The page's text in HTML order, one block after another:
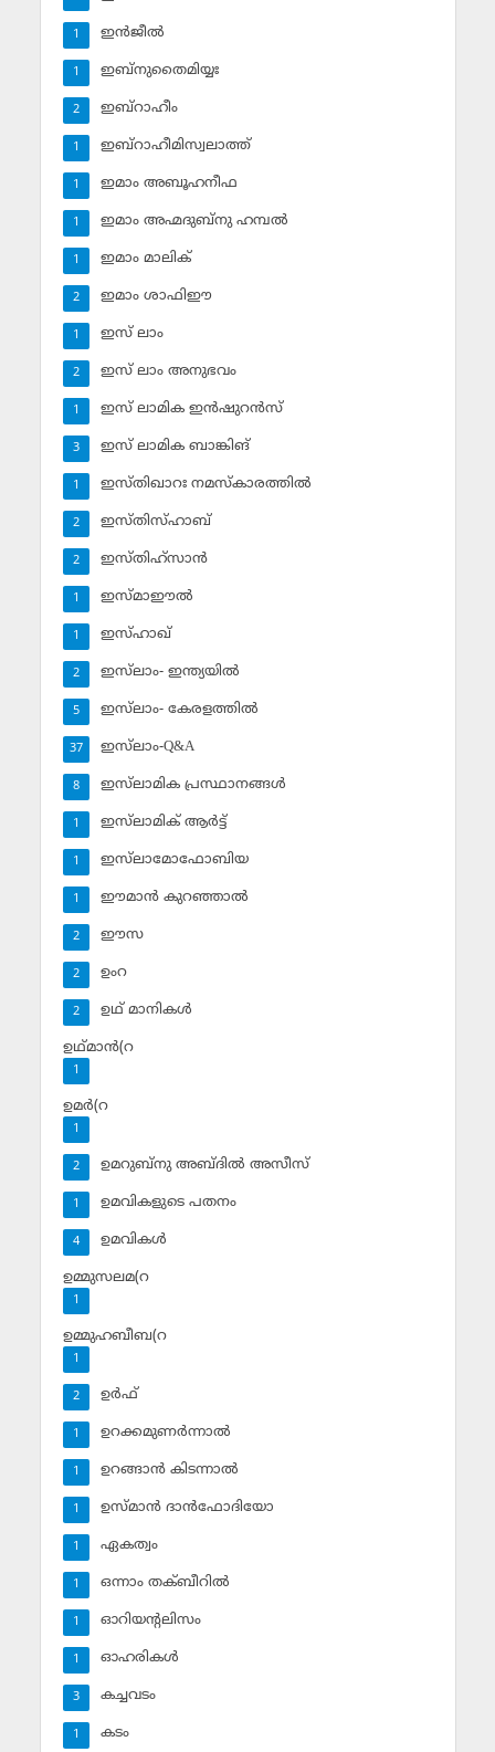
ഇന്‍ജീല്‍
1
ഇബ്‌നുതൈമിയ്യഃ
1
ഇബ്‌റാഹീം
2
ഇബ്‌റാഹീമിസ്വലാത്ത്
1
ഇമാം അബൂഹനീഫ
1
ഇമാം അഹ്മദുബ്‌നു ഹമ്പല്‍
1
ഇമാം മാലിക്
1
ഇമാം ശാഫിഈ
2
ഇസ് ലാം
1
ഇസ് ലാം അനുഭവം
2
ഇസ് ലാമിക ഇന്‍ഷുറന്‍സ്‌
1
ഇസ് ലാമിക ബാങ്കിങ്‌
3
ഇസ്തിഖാറഃ നമസ്‌കാരത്തില്‍
1
ഇസ്തിസ്ഹാബ്
2
ഇസ്തിഹ്‌സാന്‍
2
ഇസ്മാഈല്‍
1
ഇസ്ഹാഖ്‌
1
ഇസ്‌ലാം- ഇന്ത്യയില്‍
2
ഇസ്‌ലാം- കേരളത്തില്‍
5
ഇസ്‌ലാം-Q&A
37
ഇസ്‌ലാമിക പ്രസ്ഥാനങ്ങള്‍
8
ഇസ്‌ലാമിക് ആര്‍ട്ട്
1
ഇസ്‌ലാമോഫോബിയ
1
ഈമാന്‍ കുറഞ്ഞാല്‍
1
ഈസ
2
ഉംറ
2
ഉഥ് മാനികള്‍
2
ഉഥ്മാന്‍(റ
1
ഉമര്‍(റ
1
ഉമറുബ്‌നു അബ്ദില്‍ അസീസ്‌
2
ഉമവികളുടെ പതനം
1
ഉമവികള്‍
4
ഉമ്മുസലമ(റ
1
ഉമ്മുഹബീബ(റ
1
ഉര്‍ഫ്
2
ഉറക്കമുണര്‍ന്നാല്‍
1
ഉറങ്ങാന്‍ കിടന്നാല്‍
1
ഉസ്മാന്‍ ദാന്‍ഫോദിയോ
1
ഏകത്വം
1
ഒന്നാം തക്ബീറില്‍
1
ഓറിയന്റലിസം
1
ഓഹരികള്‍
1
കച്ചവടം
3
കടം
1